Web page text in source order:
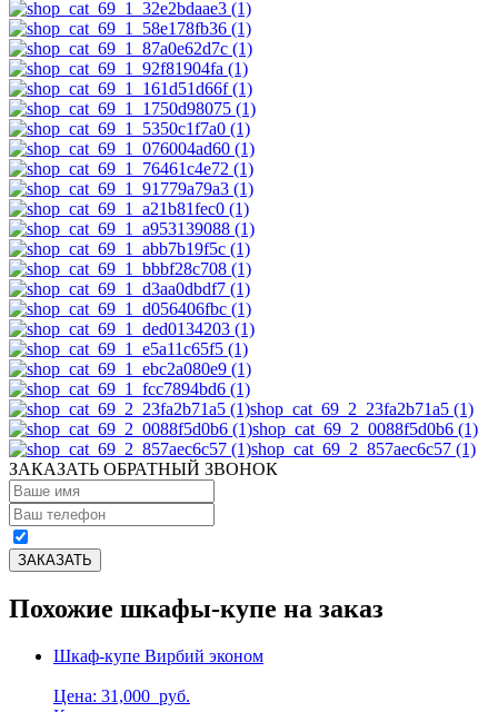
shop_cat_69_2_23fa2b71a5 (1)
shop_cat_69_2_0088f5d0b6 (1)
shop_cat_69_2_857aec6c57 (1)
ЗАКАЗАТЬ ОБРАТНЫЙ ЗВОНОК
Похожие шкафы-купе на заказ
Шкаф-купе Вирбий эконом
Цена: 31,000 руб.